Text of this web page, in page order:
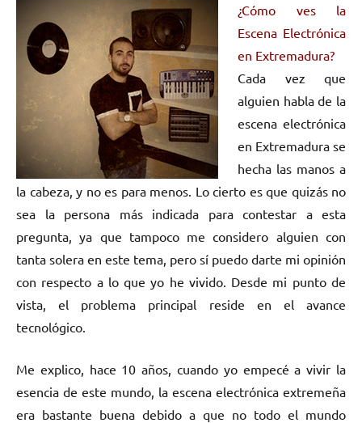
¿Cómo ves la
Escena Electrónica
en Extremadura?
Cada vez que
alguien habla de la
escena electrónica
en Extremadura se
hecha las manos a
la cabeza, y no es para menos. Lo cierto es que quizás no
sea la persona más indicada para contestar a esta
pregunta, ya que tampoco me considero alguien con
tanta solera en este tema, pero sí puedo darte mi opinión
con respecto a lo que yo he vivido. Desde mi punto de
vista, el problema principal reside en el avance
tecnológico.
Me explico, hace 10 años, cuando yo empecé a vivir la
esencia de este mundo, la escena electrónica extremeña
era bastante buena debido a que no todo el mundo